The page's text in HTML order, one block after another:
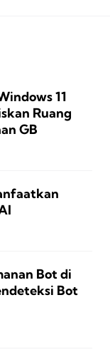
11
Ruang
GB
Bot di
Bot